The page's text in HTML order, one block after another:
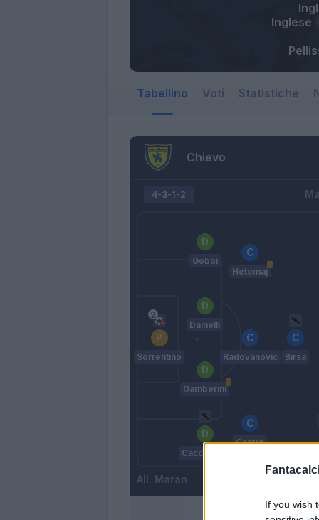
If you wish
Inglese
Tabellino Voti Statistiche
Chievo
4-3-1-2
Sorrentino
Cacciatore
Gamberini
Dainelli
Gobbi
Castro
Radovanovic
Hetemaj
Birsa
Maran